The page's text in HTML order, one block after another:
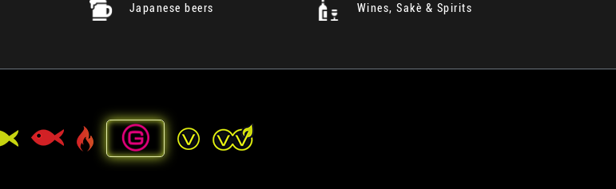
Japanese beers Wines, Sakè & Spirits